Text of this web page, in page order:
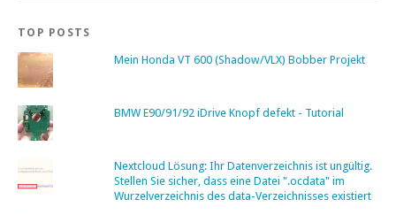
TOP POSTS
Mein Honda VT 600 (Shadow/VLX) Bobber Projekt
BMW E90/91/92 iDrive Knopf defekt - Tutorial
Nextcloud Lösung: Ihr Datenverzeichnis ist ungültig.
Stellen Sie sicher, dass eine Datei ".ocdata" im
Wurzelverzeichnis des data-Verzeichnisses existiert